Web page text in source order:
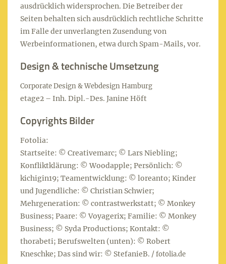
ausdrücklich widersprochen. Die Betreiber der
Seiten behalten sich ausdrücklich rechtliche Schritte
im Falle der unverlangten Zusendung von
Werbeinformationen, etwa durch Spam-Mails, vor.
Design & technische Umsetzung
Corporate Design & Webdesign Hamburg
etage2 – Inh. Dipl.-Des. Janine Höft
Copyrights Bilder
Fotolia:
Startseite: © Creativemarc; © Lars Niebling;
Konfliktklärung: © Woodapple; Persönlich: ©
kichigin19; Teamentwicklung: © loreanto; Kinder
und Jugendliche: © Christian Schwier;
Mehrgeneration: © contrastwerkstatt; © Monkey
Business; Paare: © Voyagerix; Familie: © Monkey
Business; © Syda Productions; Kontakt: ©
thorabeti; Berufswelten (unten): © Robert
Kneschke; Das sind wir: © StefanieB. /fotolia.de